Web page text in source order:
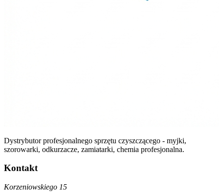
Dystrybutor profesjonalnego sprzętu czyszczącego - myjki,
szorowarki, odkurzacze, zamiatarki, chemia profesjonalna.
Kontakt
Korzeniowskiego 15